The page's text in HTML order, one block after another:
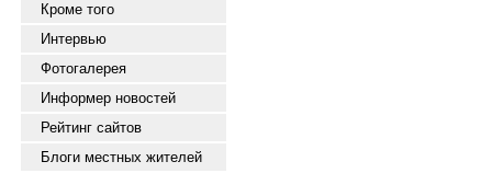
Кроме того
Интервью
Фотогалерея
Информер новостей
Рейтинг сайтов
Блоги местных жителей